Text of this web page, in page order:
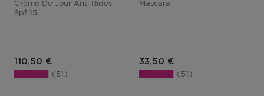
Crème De Jour Anti Rides
Spf 15
Prix du produit
110,50 €
51
Mascara
Prix du produit
33,50 €
51